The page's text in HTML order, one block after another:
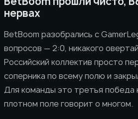
нервах
BetBoom разобрались с
вопросов — 2:0, никакого
Российский коллектив просто
соперника по всему полю и
Для команды это третья победа
плотном поле говорит о многом.